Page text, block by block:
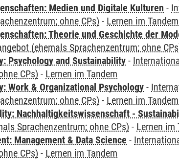
Medien und Digitale Kulturen -
ohne CPs) - Lernen im Tandem
Theorie und Geschichte der
(ehemals Sprachenzentrum; ohne
Psychology and Sustainability -
CPs) - Lernen im Tandem
Work & Organizational Psychology -
ohne CPs) - Lernen im Tandem
Nachhaltigkeitswissenschaft -
Sprachenzentrum; ohne CPs) - Lernen im
Management & Data Science -
CPs) - Lernen im Tandem